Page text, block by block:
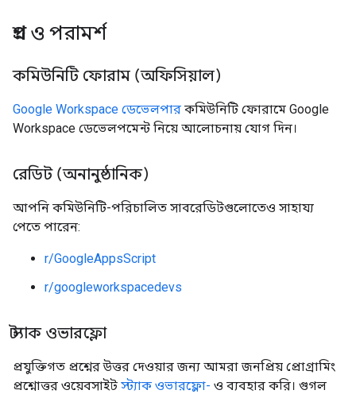
প্রশ্ন ও পরামর্শ
কমিউনিটি ফোরাম (অফিসিয়াল)
Google Workspace ডেভেলপার কমিউনিটি ফোরামে Google
Workspace ডেভেলপমেন্ট নিয়ে আলোচনায় যোগ দিন।
রেডিট (অনানুষ্ঠানিক)
আপনি কমিউনিটি-পরিচালিত সাবরেডিটগুলোতেও সাহায্য
পেতে পারেন:
r/GoogleAppsScript
r/googleworkspacedevs
স্ট্যাক ওভারফ্লো
প্রযুক্তিগত প্রশ্নের উত্তর দেওয়ার জন্য আমরা জনপ্রিয় প্রোগ্রামিং
প্রশ্নোত্তর ওয়েবসাইট স্ট্যাক ওভারফ্লো- ও ব্যবহার করি। গুগল